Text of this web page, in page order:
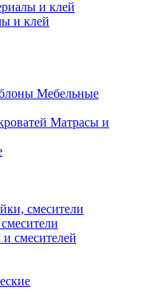
и клей
Мебельные
Матрасы и
смесителей